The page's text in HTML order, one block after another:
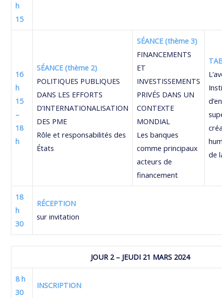
h
15
16
h
15
–
18
h
SÉANCE (thème 2)
POLITIQUES PUBLIQUES
DANS LES EFFORTS
D’INTERNATIONALISATION
DES PME
Rôle et responsabilités des
États
SÉANCE (thème 3)
FINANCEMENTS
ET
INVESTISSEMENTS
PRIVÉS DANS UN
CONTEXTE
MONDIAL
Les banques
comme principaux
acteurs de
financement
de
18
h
30
RÉCEPTION
sur invitation
JOUR 2 – JEUDI 21 MARS 2024
8 h
30
INSCRIPTION